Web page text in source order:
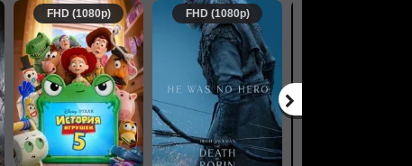
FHD (1080p) FHD (1080p)